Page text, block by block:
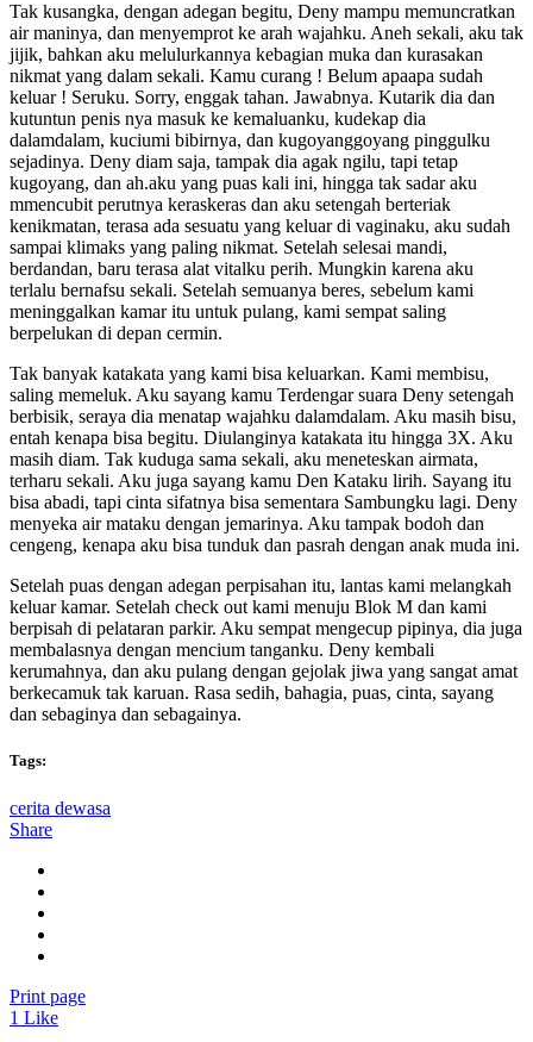
Tak kusangka, dengan adegan begitu, Deny mampu memuncratkan
air maninya, dan menyemprot ke arah wajahku. Aneh sekali, aku tak
jijik, bahkan aku melulurkannya kebagian muka dan kurasakan
nikmat yang dalam sekali. Kamu curang ! Belum apaapa sudah
keluar ! Seruku. Sorry, enggak tahan. Jawabnya. Kutarik dia dan
kutuntun penis nya masuk ke kemaluanku, kudekap dia
dalamdalam, kuciumi bibirnya, dan kugoyanggoyang pinggulku
sejadinya. Deny diam saja, tampak dia agak ngilu, tapi tetap
kugoyang, dan ah.aku yang puas kali ini, hingga tak sadar aku
mmencubit perutnya keraskeras dan aku setengah berteriak
kenikmatan, terasa ada sesuatu yang keluar di vaginaku, aku sudah
sampai klimaks yang paling nikmat. Setelah selesai mandi,
berdandan, baru terasa alat vitalku perih. Mungkin karena aku
terlalu bernafsu sekali. Setelah semuanya beres, sebelum kami
meninggalkan kamar itu untuk pulang, kami sempat saling
berpelukan di depan cermin.
Tak banyak katakata yang kami bisa keluarkan. Kami membisu,
saling memeluk. Aku sayang kamu Terdengar suara Deny setengah
berbisik, seraya dia menatap wajahku dalamdalam. Aku masih bisu,
entah kenapa bisa begitu. Diulanginya katakata itu hingga 3X. Aku
masih diam. Tak kuduga sama sekali, aku meneteskan airmata,
terharu sekali. Aku juga sayang kamu Den Kataku lirih. Sayang itu
bisa abadi, tapi cinta sifatnya bisa sementara Sambungku lagi. Deny
menyeka air mataku dengan jemarinya. Aku tampak bodoh dan
cengeng, kenapa aku bisa tunduk dan pasrah dengan anak muda ini.
Setelah puas dengan adegan perpisahan itu, lantas kami melangkah
keluar kamar. Setelah check out kami menuju Blok M dan kami
berpisah di pelataran parkir. Aku sempat mengecup pipinya, dia juga
membalasnya dengan mencium tanganku. Deny kembali
kerumahnya, dan aku pulang dengan gejolak jiwa yang sangat amat
berkecamuk tak karuan. Rasa sedih, bahagia, puas, cinta, sayang
dan sebaginya dan sebagainya.
Tags:
cerita dewasa
Share
Print page
1 Like